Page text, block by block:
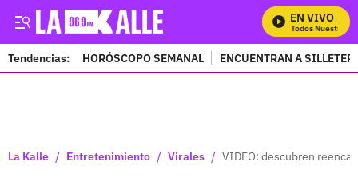
EN VIVO
Mira Todos Nuestros
Tendencias: HORÓSCOPO SEMANAL ENCUENTRAN A
La Kalle / Entretenimiento / Virales / VIDEO: descubren